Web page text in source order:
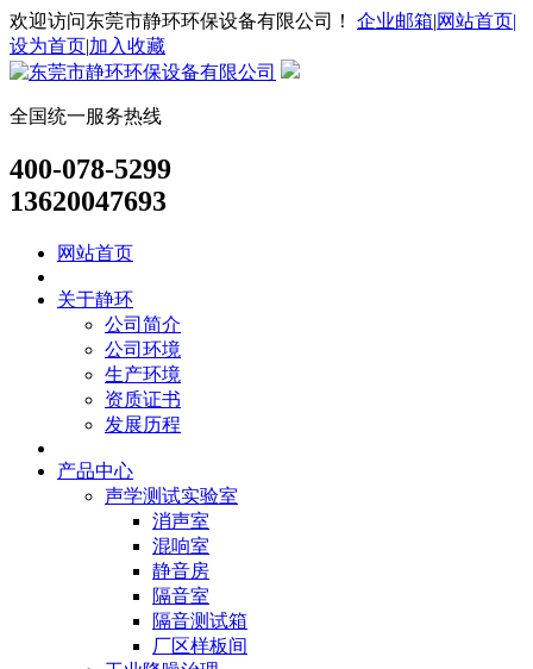
欢迎访问东莞市静环环保设备有限公司！ 企业邮箱|网站首页|
设为首页|加入收藏
全国统一服务热线
400-078-5299
13620047693
网站首页
关于静环
公司简介
公司环境
生产环境
资质证书
发展历程
产品中心
声学测试实验室
消声室
混响室
静音房
隔音室
隔音测试箱
厂区样板间